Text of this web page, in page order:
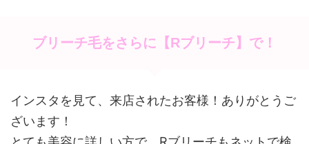
ブリーチ毛をさらに【Rブリーチ】で！
インスタを見て、来店されたお客様！ありがとうご
ざいます！